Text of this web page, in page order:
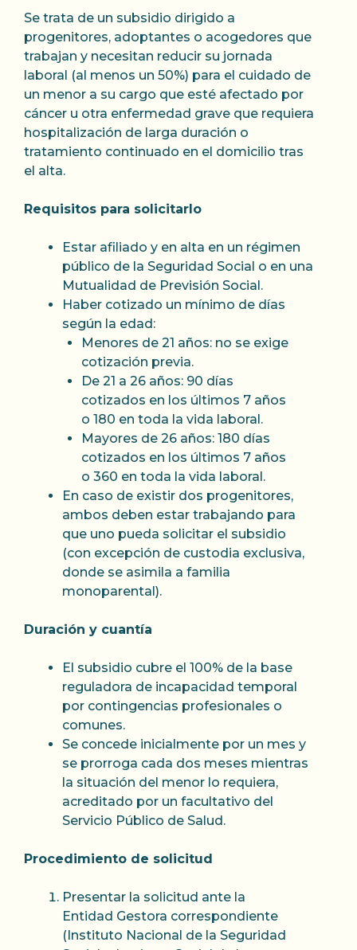
Se trata de un subsidio dirigido a
progenitores, adoptantes o acogedores que
trabajan y necesitan reducir su jornada
laboral (al menos un 50%) para el cuidado de
un menor a su cargo que esté afectado por
cáncer u otra enfermedad grave que requiera
hospitalización de larga duración o
tratamiento continuado en el domicilio tras
el alta.
Requisitos para solicitarlo
Estar afiliado y en alta en un régimen
público de la Seguridad Social o en una
Mutualidad de Previsión Social.
Haber cotizado un mínimo de días
según la edad:
Menores de 21 años: no se exige
cotización previa.
De 21 a 26 años: 90 días
cotizados en los últimos 7 años
o 180 en toda la vida laboral.
Mayores de 26 años: 180 días
cotizados en los últimos 7 años
o 360 en toda la vida laboral.
En caso de existir dos progenitores,
ambos deben estar trabajando para
que uno pueda solicitar el subsidio
(con excepción de custodia exclusiva,
donde se asimila a familia
monoparental).
Duración y cuantía
El subsidio cubre el 100% de la base
reguladora de incapacidad temporal
por contingencias profesionales o
comunes.
Se concede inicialmente por un mes y
se prorroga cada dos meses mientras
la situación del menor lo requiera,
acreditado por un facultativo del
Servicio Público de Salud.
Procedimiento de solicitud
Presentar la solicitud ante la
Entidad Gestora correspondiente
(Instituto Nacional de la Seguridad